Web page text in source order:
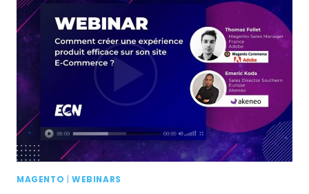
MAGENTO WEBINARS